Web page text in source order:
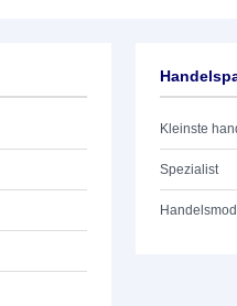
Kleinste
Spezialist